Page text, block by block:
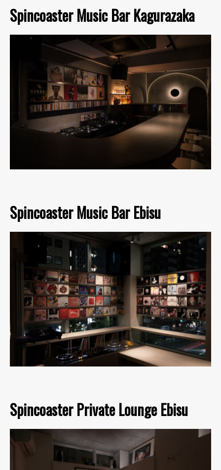
Spincoaster Music Bar Kagurazaka
Spincoaster Music Bar Ebisu
Spincoaster Private Lounge Ebisu